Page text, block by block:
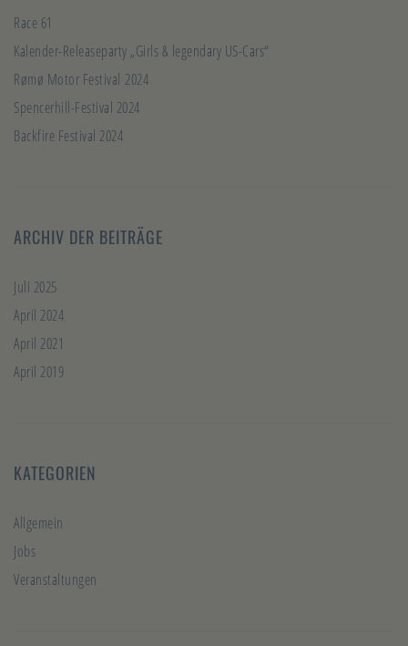
Race 61
Kalender-Releaseparty „Girls & legendary US-Cars“
Rømø Motor Festival 2024
Spencerhill-Festival 2024
Backfire Festival 2024
ARCHIV DER BEITRÄGE
Juli 2025
April 2024
April 2021
April 2019
KATEGORIEN
Allgemein
Jobs
Veranstaltungen